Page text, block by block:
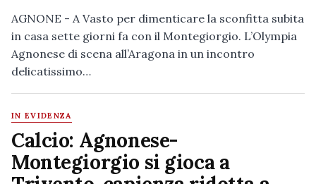
AGNONE - A Vasto per dimenticare la sconfitta subita
in casa sette giorni fa con il Montegiorgio. L’Olympia
Agnonese di scena all’Aragona in un incontro
delicatissimo…
IN EVIDENZA
Calcio: Agnonese-
Montegiorgio si gioca a